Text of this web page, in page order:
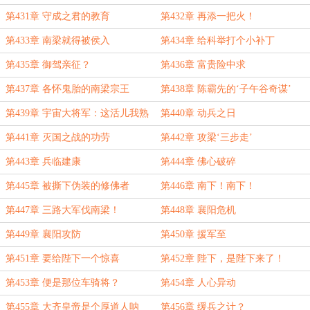
第431章 守成之君的教育 第432章 再添一把火！
第433章 南梁就得被侯入 第434章 给科举打个小补丁
第435章 御驾亲征？ 第436章 富贵险中求
第437章 各怀鬼胎的南梁宗王 第438章 陈霸先的‘子午谷奇谋’
第439章 宇宙大将军：这活儿我熟
啊！
第440章 动兵之日
第441章 灭国之战的功劳 第442章 攻梁‘三步走’
第443章 兵临建康 第444章 佛心破碎
第445章 被撕下伪装的修佛者 第446章 南下！南下！
第447章 三路大军伐南梁！ 第448章 襄阳危机
第449章 襄阳攻防 第450章 援军至
第451章 要给陛下一个惊喜 第452章 陛下，是陛下来了！
第453章 便是那位车骑将？ 第454章 人心异动
第455章 大齐皇帝是个厚道人呐 第456章 缓兵之计？